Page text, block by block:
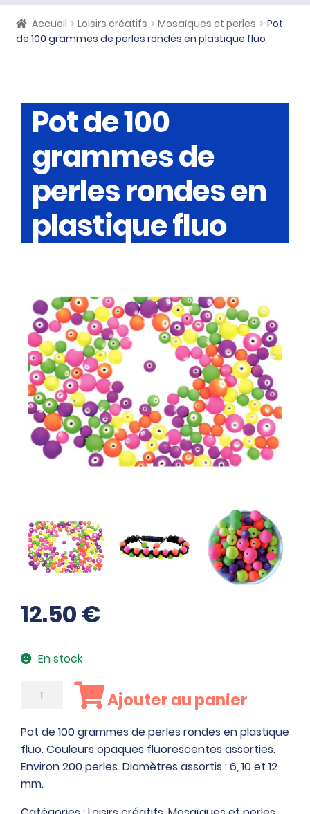
Accueil Loisirs créatifs Mosaïques et perles
Pot
de 100 grammes de perles rondes en plastique fluo
Pot de 100
grammes de
perles rondes en
plastique fluo
12.50€
En stock
quantité
de
100
grammes
de
perles
Ajouter au panier
Pot de 100 grammes de perles rondes en plastique
fluo. Couleurs opaques fluorescentes assorties.
Environ 200 perles. Diamètres assortis : 6, 10 et 12
mm.